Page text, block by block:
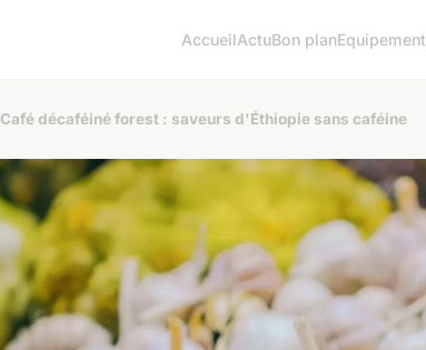
AccueilActuBon planEquipement
Café décaféiné forest : saveurs d'Éthiopie sans caféine